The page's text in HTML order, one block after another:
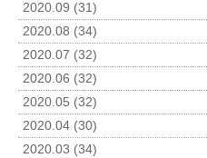
2020.09 (31)
2020.08 (34)
2020.07 (32)
2020.06 (32)
2020.05 (32)
2020.04 (30)
2020.03 (34)